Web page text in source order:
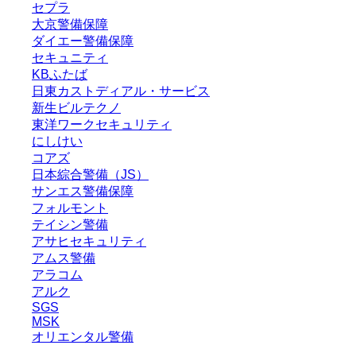
セプラ
大京警備保障
ダイエー警備保障
セキュニティ
KBふたば
日東カストディアル・サービス
新生ビルテクノ
東洋ワークセキュリティ
にしけい
コアズ
日本綜合警備（JS）
サンエス警備保障
フォルモント
テイシン警備
アサヒセキュリティ
アムス警備
アラコム
アルク
SGS
MSK
オリエンタル警備